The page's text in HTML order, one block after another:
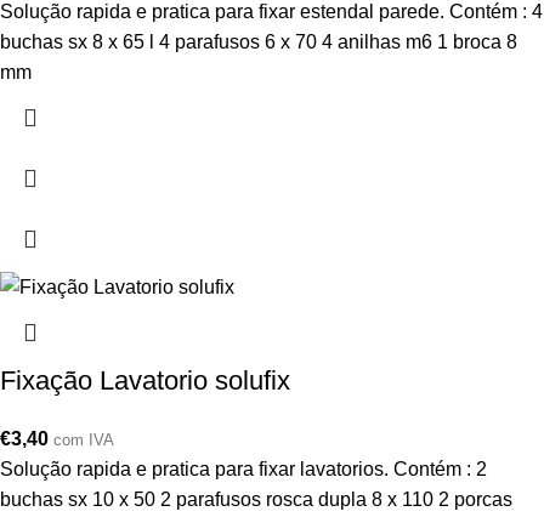
Solução rapida e pratica para fixar estendal parede. Contém : 4
buchas sx 8 x 65 l 4 parafusos 6 x 70 4 anilhas m6 1 broca 8
mm
Fixação Lavatorio solufix
€3,40 com IVA
Solução rapida e pratica para fixar lavatorios. Contém : 2
buchas sx 10 x 50 2 parafusos rosca dupla 8 x 110 2 porcas